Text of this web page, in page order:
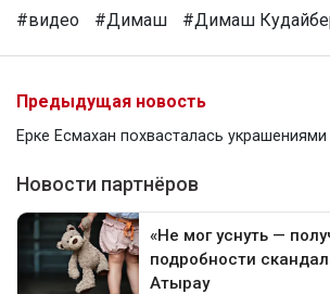
#видео #Димаш #Димаш
Предыдущая новость
Ерке Есмахан похвасталась украшениями